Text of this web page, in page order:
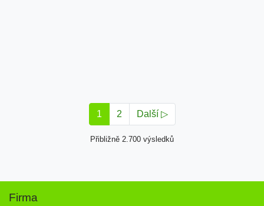
1 2 Další ▷
Přibližně 2.700 výsledků
Firma